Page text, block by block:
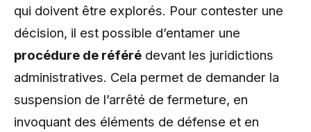
qui doivent être explorés. Pour contester une
décision, il est possible d’entamer une
procédure de référé devant les juridictions
administratives. Cela permet de demander la
suspension de l’arrêté de fermeture, en
invoquant des éléments de défense et en